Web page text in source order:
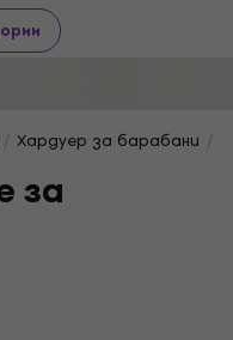
Хардуер за барабани
за